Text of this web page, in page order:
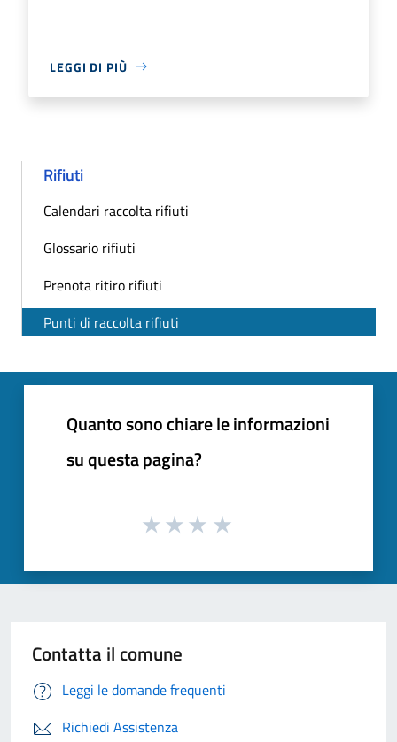
LEGGI DI PIÙ
Rifiuti
Calendari raccolta rifiuti
Glossario rifiuti
Prenota ritiro rifiuti
Punti di raccolta rifiuti
Quanto sono chiare le informazioni
su questa pagina?
Contatta il comune
Leggi le domande frequenti
Richiedi Assistenza